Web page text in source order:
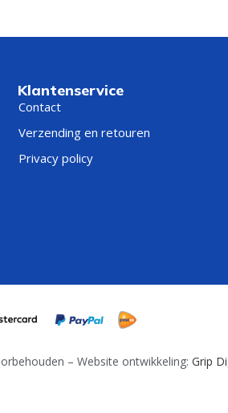
Klantenservice
Contact
Verzending en retouren
Privacy policy
– Website ontwikkeling: Grip